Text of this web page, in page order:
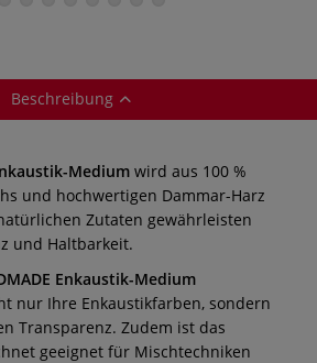
Beschreibung
Medium wird aus 100 %
und hochwertigen Dammar-Harz
Zutaten gewährleisten
und Haltbarkeit.
Enkaustik-Medium
nur Ihre Enkaustikfarben, sondern
Transparenz. Zudem ist das
geeignet für Mischtechniken